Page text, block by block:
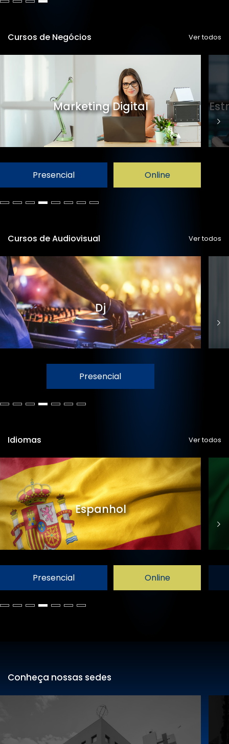
Cursos de Negócios Ver todos
Marketing Digital
Presencial Online
Cursos de Audiovisual Ver todos
Dj
Presencial
Idiomas Ver todos
Espanhol
Presencial Online
Conheça nossas sedes